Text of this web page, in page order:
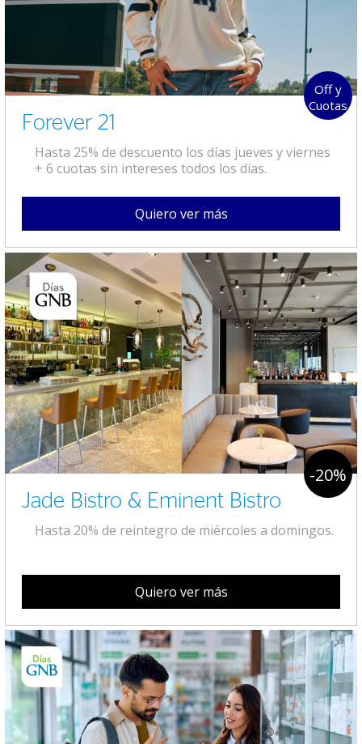
Off y
Cuotas
Forever 21
Hasta 25% de descuento los días jueves y viernes
+ 6 cuotas sin intereses todos los días.
Quiero ver más
-20%
Jade Bistro & Eminent Bistro
Hasta 20% de reintegro de miércoles a domingos.
Quiero ver más